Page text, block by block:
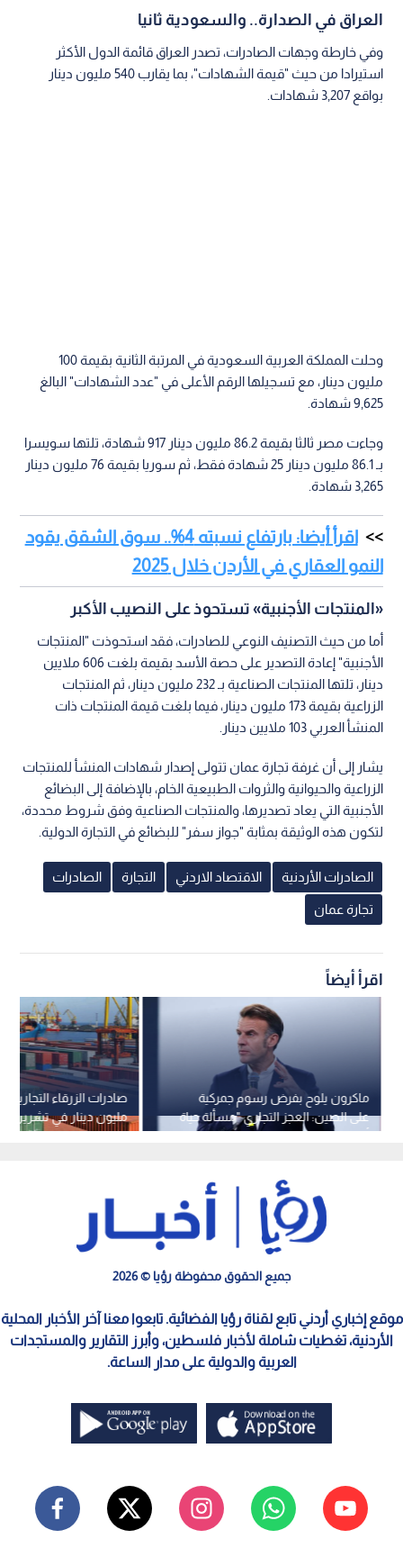
العراق في الصدارة.. والسعودية ثانيا
وفي خارطة وجهات الصادرات، تصدر العراق قائمة الدول الأكثر
استيرادا من حيث "قيمة الشهادات"، بما يقارب 540 مليون دينار
بواقع 3,207 شهادات.
وحلت المملكة العربية السعودية في المرتبة الثانية بقيمة 100
مليون دينار، مع تسجيلها الرقم الأعلى في "عدد الشهادات" البالغ
9,625 شهادة.
وجاءت مصر ثالثا بقيمة 86.2 مليون دينار 917 شهادة، تلتها سويسرا
بـ 86.1 مليون دينار 25 شهادة فقط، ثم سوريا بقيمة 76 مليون دينار
3,265 شهادة.
اقرأ أيضا: بارتفاع نسبته 4%.. سوق الشقق يقود
النمو العقاري في الأردن خلال 2025
«المنتجات الأجنبية» تستحوذ على النصيب الأكبر
أما من حيث التصنيف النوعي للصادرات، فقد استحوذت "المنتجات
الأجنبية" إعادة التصدير على حصة الأسد بقيمة بلغت 606 ملايين
دينار، تلتها المنتجات الصناعية بـ 232 مليون دينار، ثم المنتجات
الزراعية بقيمة 173 مليون دينار، فيما بلغت قيمة المنتجات ذات
المنشأ العربي 103 ملايين دينار.
يشار إلى أن غرفة تجارة عمان تتولى إصدار شهادات المنشأ للمنتجات
الزراعية والحيوانية والثروات الطبيعية الخام، بالإضافة إلى البضائع
الأجنبية التي يعاد تصديرها، والمنتجات الصناعية وفق شروط محددة،
لتكون هذه الوثيقة بمثابة "جواز سفر" للبضائع في التجارة الدولية.
الصادرات الأردنية الاقتصاد الاردني التجارة الصادرات
تجارة عمان
اقرأ أيضاً
مليون دينار في تشرين
ماكرون يلوح بفرض رسوم جمركية
على الصين: العجز التجاري "مسألة حياة
أو موت"
جميع الحقوق محفوظة رؤيا © 2026
موقع إخباري أردني تابع لقناة رؤيا الفضائية. تابعوا معنا آخر الأخبار المحلية
الأردنية، تغطيات شاملة لأخبار فلسطين، وأبرز التقارير والمستجدات
العربية والدولية على مدار الساعة.